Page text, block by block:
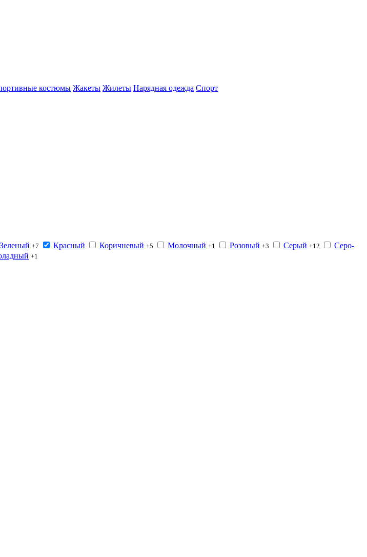
костюмы Жакеты Жилеты Нарядная одежда Спорт
Зеленый +7 Красный Коричневый +5 Молочный +1 Розовый +3 Серый +12
Серо-
+1